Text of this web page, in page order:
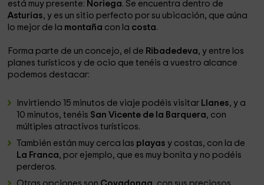
está muy presente: Noriega. Se encuentra dentro de
Asturias, y es un sitio perfecto por su ubicación, que aúna
lo mejor de la montaña con la costa.
Forma parte de un concejo, el de Ribadedeva, y entre los
planes turísticos y de ocio que tenéis a vuestro alcance
podemos destacar:
Invirtiendo 15 minutos de viaje podéis visitar Llanes, y a
10 minutos, tenéis San Vicente de la Barquera, con
múltiples atractivos turísticos.
También están muy cerca las playasy costas, con la de
La Franca, por ejemplo, que es muy bonita y no podéis
perderos.